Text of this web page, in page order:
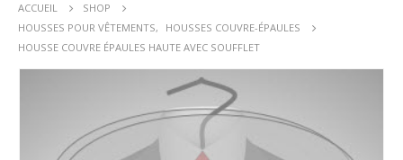
ACCUEIL
SHOP
HOUSSES POUR VÊTEMENTS,
HOUSSES COUVRE-ÉPAULES
HOUSSE COUVRE ÉPAULES HAUTE AVEC SOUFFLET